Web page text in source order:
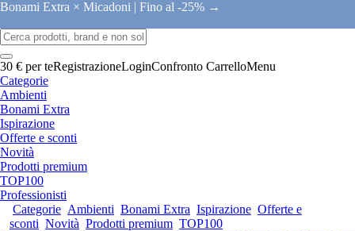
Bonami Extra × Micadoni | Fino al -25% →
30 € per teRegistrazioneLoginConfronto CarrelloMenu
Categorie
Ambienti
Bonami Extra
Ispirazione
Offerte e sconti
Novità
Prodotti premium
TOP100
Professionisti
Categorie Ambienti Bonami Extra Ispirazione Offerte e
sconti Novità Prodotti premium TOP100